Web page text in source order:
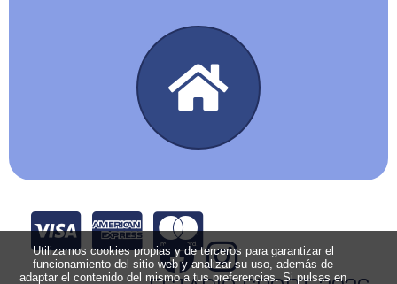
Utilizamos cookies propias y de terceros para garantizar el
funcionamiento del sitio web y analizar su uso, además de
adaptar el contenido del mismo a tus preferencias. Si pulsas en